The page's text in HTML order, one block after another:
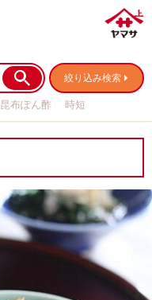
絞り込み検索
昆布ぽん酢
時短